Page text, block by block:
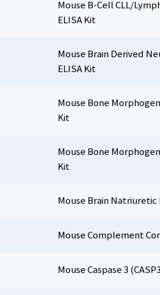
Mouse B-Cell CLL/
ELISA Kit
Mouse Brain Derived
ELISA Kit
Mouse Bone
Kit
Mouse Bone
Kit
Mouse Brain Natriuretic
Mouse Complement
Mouse Caspase 3